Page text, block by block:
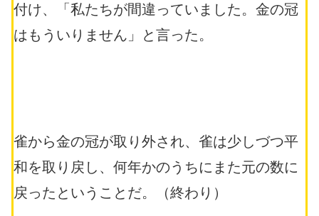
付け、「私たちが間違っていました。金の冠
はもういりません」と言った。
雀から金の冠が取り外され、雀は少しづつ平
和を取り戻し、何年かのうちにまた元の数に
戻ったということだ。（終わり）